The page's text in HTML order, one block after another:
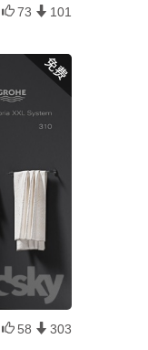
73 101
58 303